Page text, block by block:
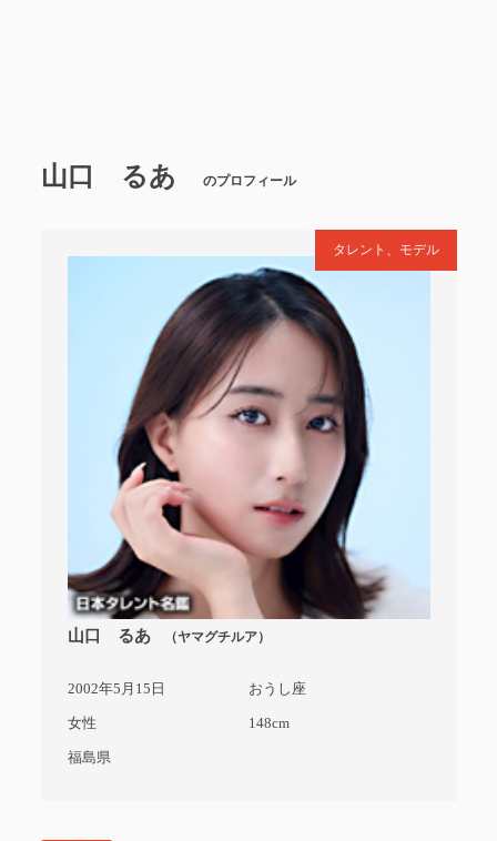
山口 るあ のプロフィール
タレント、モデル
山口 るあ （ヤマグチルア）
2002年5月15日 おうし座
女性 148cm
福島県